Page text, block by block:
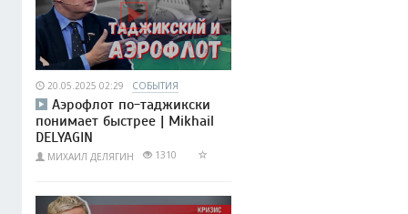
20.05.2025 02:29 СОБЫТИЯ
Аэрофлот по-таджикски
понимает быстрее | Mikhail
DELYAGIN
МИХАИЛ ДЕЛЯГИН 1310